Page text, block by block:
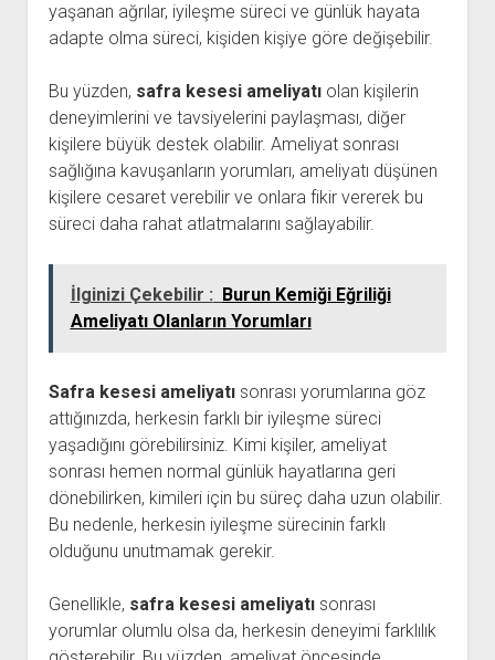
yaşanan ağrılar, iyileşme süreci ve günlük hayata
adapte olma süreci, kişiden kişiye göre değişebilir.
Bu yüzden, safra kesesi ameliyatıolan kişilerin
deneyimlerini ve tavsiyelerini paylaşması, diğer
kişilere büyük destek olabilir. Ameliyat sonrası
sağlığına kavuşanların yorumları, ameliyatı düşünen
kişilere cesaret verebilir ve onlara fikir vererek bu
süreci daha rahat atlatmalarını sağlayabilir.
İlginizi Çekebilir :
Burun Kemiği Eğriliği
Ameliyatı Olanların Yorumları
Safra kesesi ameliyatısonrası yorumlarına göz
attığınızda, herkesin farklı bir iyileşme süreci
yaşadığını görebilirsiniz. Kimi kişiler, ameliyat
sonrası hemen normal günlük hayatlarına geri
dönebilirken, kimileri için bu süreç daha uzun olabilir.
Bu nedenle, herkesin iyileşme sürecinin farklı
olduğunu unutmamak gerekir.
Genellikle, safra kesesi ameliyatısonrası
yorumlar olumlu olsa da, herkesin deneyimi farklılık